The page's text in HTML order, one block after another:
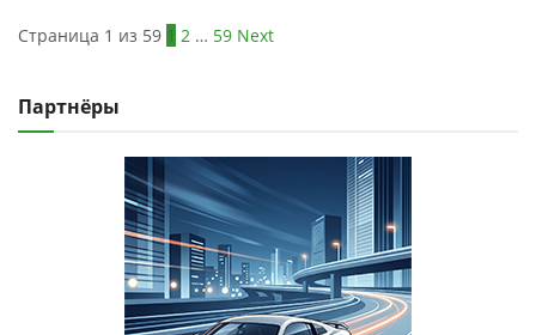
Страница 1 из 59 1 2 … 59 Next
Партнёры